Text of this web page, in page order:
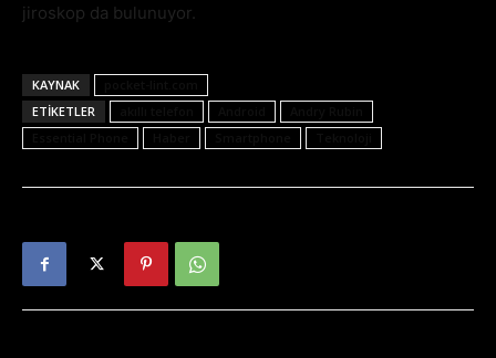
jiroskop da bulunuyor.
KAYNAK
ETIKETLER